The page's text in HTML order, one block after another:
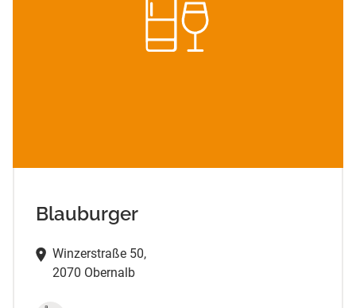
Blauburger
Winzerstraße 50,
2070 Obernalb